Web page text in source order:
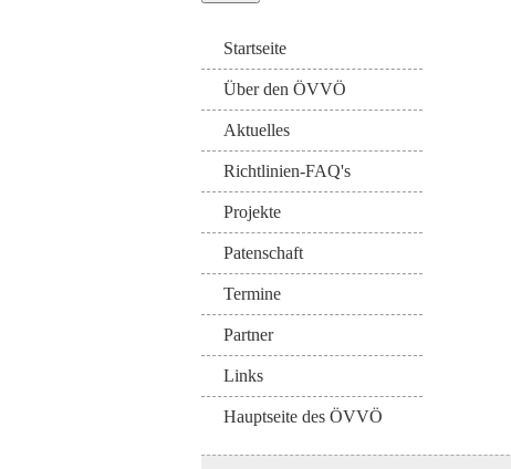
Startseite
Über den ÖVVÖ
Aktuelles
Richtlinien-FAQ's
Projekte
Patenschaft
Termine
Partner
Links
Hauptseite des ÖVVÖ